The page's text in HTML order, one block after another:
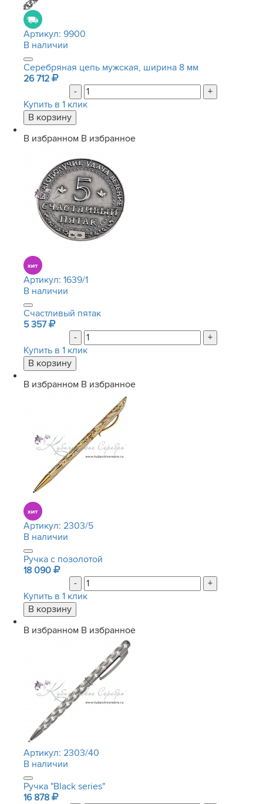
Артикул: 9900
В наличии
Серебряная цепь мужская, ширина 8 мм
26 712
-
+
Купить в 1 клик
В избранном В избранное
Артикул: 1639/1
В наличии
Счастливый пятак
5 357
-
+
Купить в 1 клик
В избранном В избранное
Артикул: 2303/5
В наличии
Ручка с позолотой
18 090
-
+
Купить в 1 клик
В избранном В избранное
Артикул: 2303/40
В наличии
Ручка "Black series"
16 878